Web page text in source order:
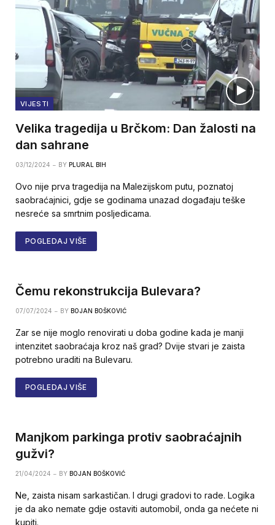
VIJESTI
Velika tragedija u Brčkom: Dan žalosti na
dan sahrane
03/12/2024 BY PLURAL BIH
Ovo nije prva tragedija na Malezijskom putu, poznatoj
saobraćajnici, gdje se godinama unazad događaju teške
nesreće sa smrtnim posljedicama.
POGLEDAJ VIŠE
Čemu rekonstrukcija Bulevara?
07/07/2024 BY BOJAN BOŠKOVIĆ
Zar se nije moglo renovirati u doba godine kada je manji
intenzitet saobraćaja kroz naš grad? Dvije stvari je zaista
potrebno uraditi na Bulevaru.
POGLEDAJ VIŠE
Manjkom parkinga protiv saobraćajnih
gužvi?
21/04/2024 BY BOJAN BOŠKOVIĆ
Ne, zaista nisam sarkastičan. I drugi gradovi to rade. Logika
je da ako nemate gdje ostaviti automobil, onda ga nećete ni
kupiti.